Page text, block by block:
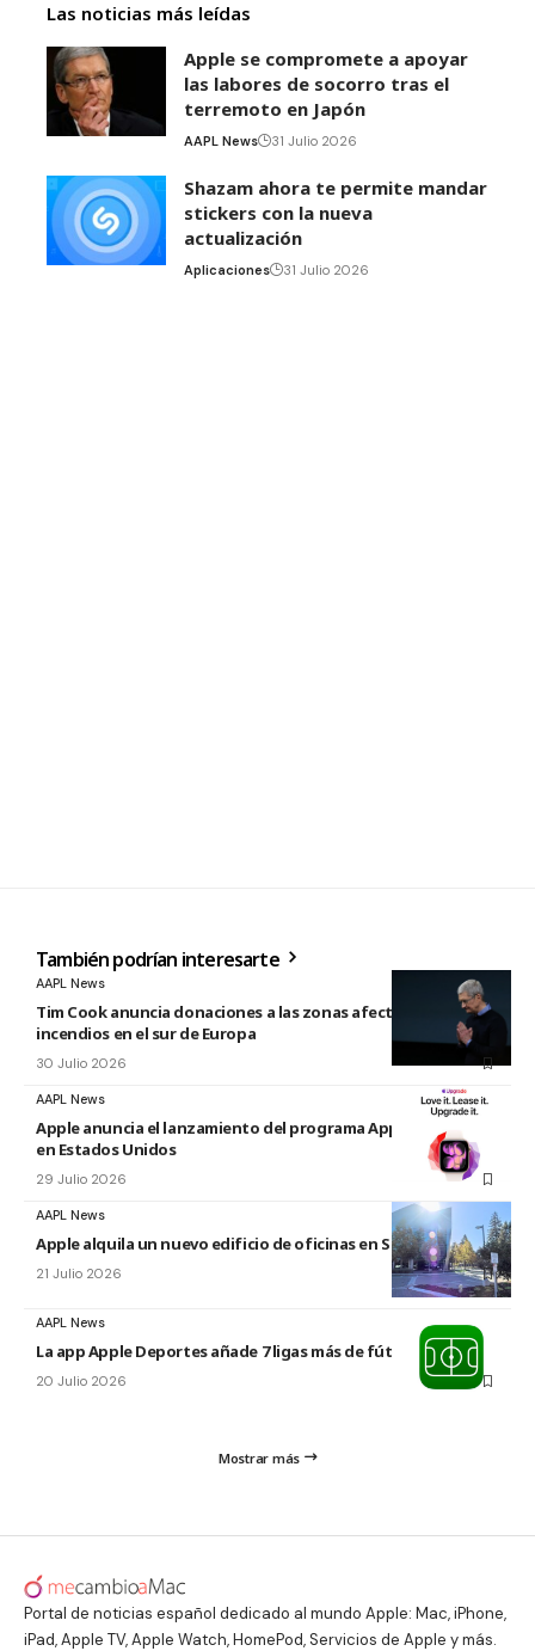
Las noticias más leídas
Apple se compromete a apoyar
las labores de socorro tras el
terremoto en Japón
AAPL News 31 Julio 2026
Shazam ahora te permite mandar
stickers con la nueva
actualización
Aplicaciones 31 Julio 2026
También podrían interesarte
AAPL News
Tim Cook anuncia donaciones a las zonas afectadas por los
incendios en el sur de Europa
30 Julio 2026
AAPL News
Apple anuncia el lanzamiento del programa Apple Upgrade
en Estados Unidos
29 Julio 2026
AAPL News
Apple alquila un nuevo edificio de oficinas en Sunnyvale
21 Julio 2026
AAPL News
La app Apple Deportes añade 7 ligas más de fútbol
20 Julio 2026
Mostrar más
Portal de noticias español dedicado al mundo Apple: Mac, iPhone,
iPad, Apple TV, Apple Watch, HomePod, Servicios de Apple y más.